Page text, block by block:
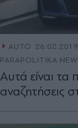
AUTO
PARAPOLITIKA
Αυτά είναι τα
αναζητήσεις